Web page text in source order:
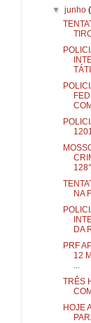
▼junho
NA
DA
PRF
12
...
TRÊS
HOJE